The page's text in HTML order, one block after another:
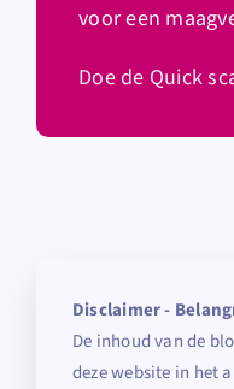
voor een
Doe de Quick
Disclaimer -
De inhoud van de
deze website in het